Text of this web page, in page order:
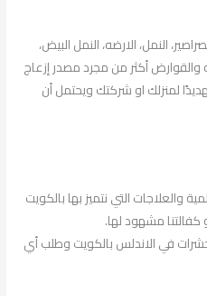
النمل، الارضه، النمل البيض،
والقوارض أكثر من مجرد مصدر إزعاج
لمنزلك او شركتك ويحتمل أن
والعلاجات التي نتميز بها بالكويت
كفالتنا مشهود لها.
في الاندلس بالكويت وطلب أي